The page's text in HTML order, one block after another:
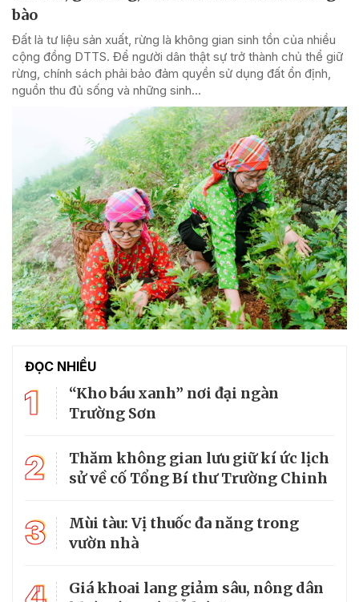
bào
Đất là tư liệu sản xuất, rừng là không gian sinh tồn của nhiều
cộng đồng DTTS. Để người dân thật sự trở thành chủ thể giữ
rừng, chính sách phải bảo đảm quyền sử dụng đất ổn định,
nguồn thu đủ sống và những sinh...
ĐỌC NHIỀU
1
“Kho báu xanh” nơi đại ngàn
Trường Sơn
2
Thăm không gian lưu giữ kí ức lịch
sử về cố Tổng Bí thư Trường Chinh
3
Mùi tàu: Vị thuốc đa năng trong
vườn nhà
Giá khoai lang giảm sâu, nông dân